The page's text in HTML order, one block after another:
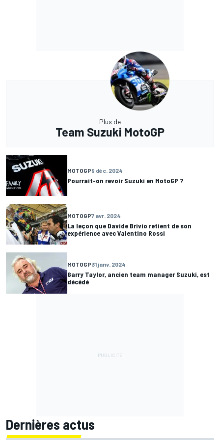
Plus de
Team Suzuki MotoGP
MOTOGP9 déc. 2024
Pourrait-on revoir Suzuki en MotoGP ?
MOTOGP7 avr. 2024
La leçon que Davide Brivio retient de son
expérience avec Valentino Rossi
MOTOGP31 janv. 2024
Garry Taylor, ancien team manager Suzuki, est
décédé
Dernières actus